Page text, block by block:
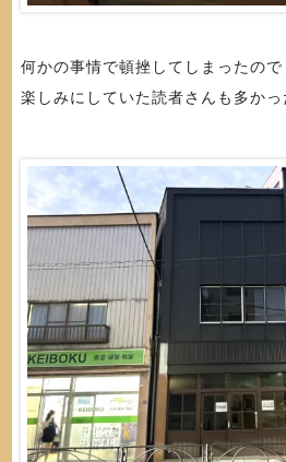
何かの事情で頓挫してしまったので
楽しみにしていた読者さんも多かっ